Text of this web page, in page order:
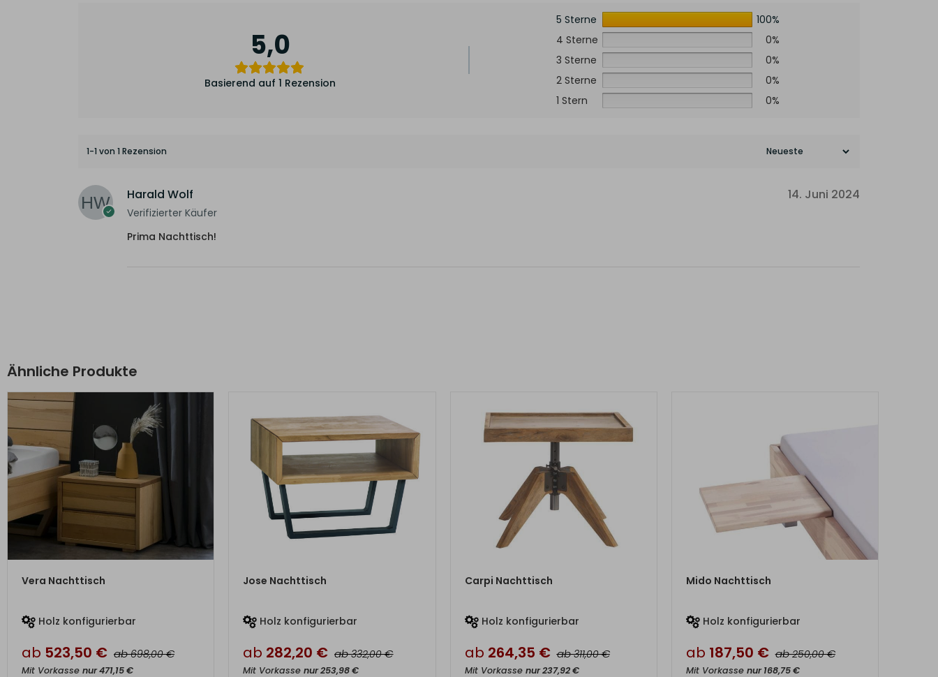
5,0
Basierend auf 1 Rezension
5 Sterne
100%
4 Sterne
0%
3 Sterne
0%
2 Sterne
0%
1 Stern
0%
1-1 von 1 Rezension
Harald Wolf
Verifizierter Käufer
14. Juni 2024
Prima Nachttisch!
Ähnliche Produkte
ZUM PRODUKT
Vera Nachttisch
Holz konfigurierbar
ab 523,50 € ab 698,00€
Mit Vorkasse nur471,15€
ZUM PRODUKT
Jose Nachttisch
Holz konfigurierbar
ab 282,20 € ab 332,00€
Mit Vorkassenur253,98€
ZUM PRODUKT
Carpi Nachttisch
Holz konfigurierbar
ab 264,35 € ab 311,00€
Mit Vorkasse nur237,92€
ZUM PRODUKT
Mido Nachttisch
Holz konfigurierbar
ab 187,50 € ab 250,00€
Mit Vorkasse nur168,75€